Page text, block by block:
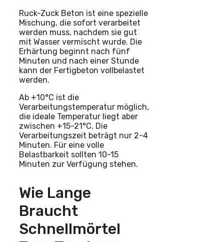
Ruck-Zuck Beton ist eine spezielle
Mischung, die sofort verarbeitet
werden muss, nachdem sie gut
mit Wasser vermischt wurde. Die
Erhärtung beginnt nach fünf
Minuten und nach einer Stunde
kann der Fertigbeton vollbelastet
werden.
Ab +10°C ist die
Verarbeitungstemperatur möglich,
die ideale Temperatur liegt aber
zwischen +15-21°C. Die
Verarbeitungszeit beträgt nur 2-4
Minuten. Für eine volle
Belastbarkeit sollten 10-15
Minuten zur Verfügung stehen.
Wie Lange
Braucht
Schnellmörtel